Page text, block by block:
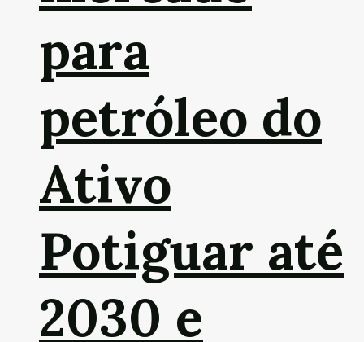
para
petróleo do
Ativo
Potiguar até
2030 e